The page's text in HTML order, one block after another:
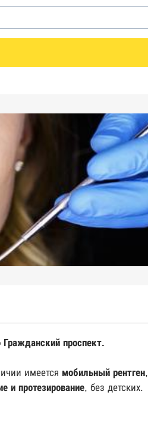
Гражданский проспект.
имеется мобильный рентген,
и протезирование, без детских.